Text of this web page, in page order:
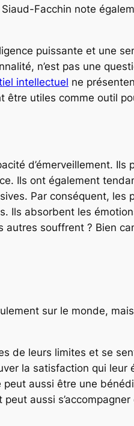
Facchin note
puissante et une
n’est pas une
intellectuel ne
être utiles comme outil
d’émerveillement.
Ils ont également
Par conséquent, les
Ils absorbent les
souffrent ? Bien
sur le monde,
de leurs limites et se
la satisfaction qui leur
aussi être une
aussi